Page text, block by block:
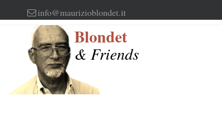
to
info@maurizioblondet.it
Blondet
& Friends